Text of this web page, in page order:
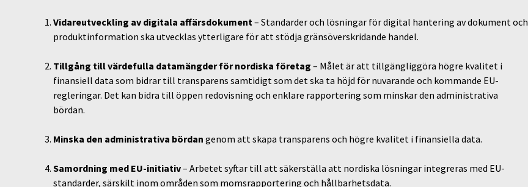
Vidareutveckling av digitala affärsdokument – Standarder och lösningar för digital hantering av dokument och
produktinformation ska utvecklas ytterligare för att stödja gränsöverskridande handel.
Tillgång till värdefulla datamängder för nordiska företag – Målet är att tillgängliggöra högre kvalitet i
finansiell data som bidrar till transparens samtidigt som det ska ta höjd för nuvarande och kommande EU-
regleringar. Det kan bidra till öppen redovisning och enklare rapportering som minskar den administrativa
bördan.
Minska den administrativa bördan genom att skapa transparens och högre kvalitet i finansiella data.
Samordning med EU-initiativ– Arbetet syftar till att säkerställa att nordiska lösningar integreras med EU-
standarder, särskilt inom områden som momsrapportering och hållbarhetsdata.